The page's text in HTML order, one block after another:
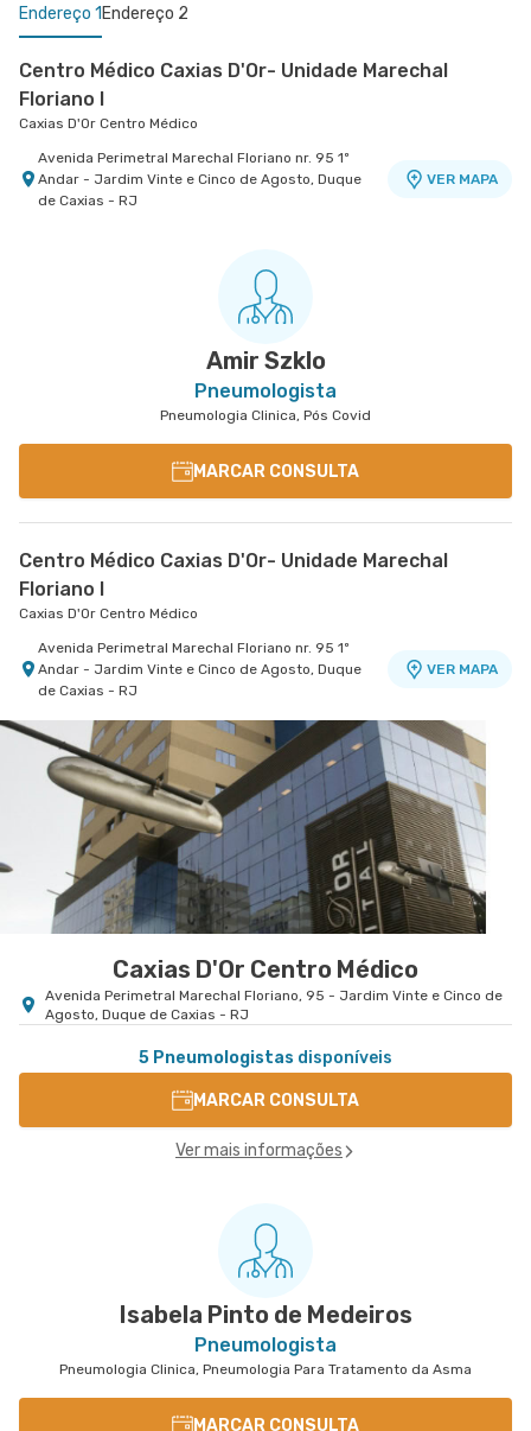
Endereço 1 Endereço 2
Centro Médico Caxias D'Or- Unidade Marechal
Floriano I
Caxias D'Or Centro Médico
Avenida Perimetral Marechal Floriano nr. 95 1º
Andar - Jardim Vinte e Cinco de Agosto, Duque
de Caxias - RJ
VER MAPA
Rua Almirante Baltazar nr. 435 Centro Médico 1
Ao Lado da Oncologia D'Or - Sao Cristovao, Rio
Amir Szklo
Pneumologista
Pneumologia Clinica, Pós Covid
MARCAR CONSULTA
Centro Médico Caxias D'Or- Unidade Marechal
Floriano I
Caxias D'Or Centro Médico
Avenida Perimetral Marechal Floriano nr. 95 1º
Andar - Jardim Vinte e Cinco de Agosto, Duque
de Caxias - RJ
VER MAPA
Caxias D'Or Centro Médico
Avenida Perimetral Marechal Floriano, 95 - Jardim Vinte e Cinco de
Agosto, Duque de Caxias - RJ
5 Pneumologistas disponíveis
MARCAR CONSULTA
Ver mais informações
Isabela Pinto de Medeiros
Pneumologista
Pneumologia Clinica, Pneumologia Para Tratamento da Asma
MARCAR CONSULTA